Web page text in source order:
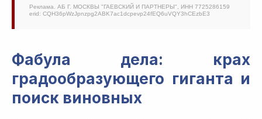
Реклама. АБ Г. МОСКВЫ "ГАЕВСКИЙ И ПАРТНЕРЫ", ИНН 7725286159
erid: CQH36pWzJpnzpg2ABK7ac1dcpevp24fEQ6uVQY3hCEzbE3
Фабула дела: крах
градообразующего гиганта и
поиск виновных